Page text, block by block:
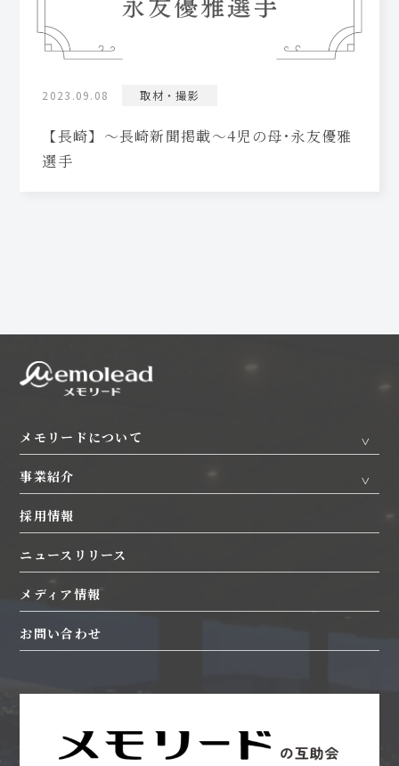
2023.09.08 取材・撮影
【長崎】～長崎新聞掲載～4児の母･永友優雅
選手
メモリードについて
トップメッセージ
沿革
エリア・各社概要
施設一覧
CSR活動
SDGs活動
事業紹介
ホテル
レストラン
レンタルコスチューム
観光
指定管理業務
ワイン農産物
映像・写真
ホテル運営受託
婚礼運営受託
採用情報
ニュースリリース
メディア情報
お問い合わせ